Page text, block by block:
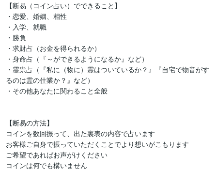
【断易（コイン占い）でできること】
・恋愛、婚姻、相性
・入学、就職
・勝負
・求財占（お金を得られるか）
・身命占（『～ができるようになるか』など）
・霊祟占（『私に（物に）霊はついているか？』『自宅で物音がす
るのは霊の仕業か？』など）
・その他あなたに関わること全般
【断易の方法】
コインを数回振って、出た裏表の内容で占います
お客様ご自身で振っていただくことでより想いがこもります
ご希望であればお声がけください
コインは何でも構いません